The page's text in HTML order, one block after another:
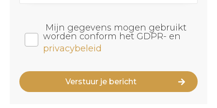
Mijn gegevens mogen gebruikt
worden conform het GDPR- en
privacybeleid
Verstuur je bericht